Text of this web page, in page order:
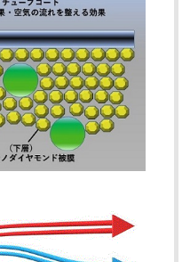
ングトナー）
久コーティング
ティング犠牲被膜復元コ
硬化被膜コーティング